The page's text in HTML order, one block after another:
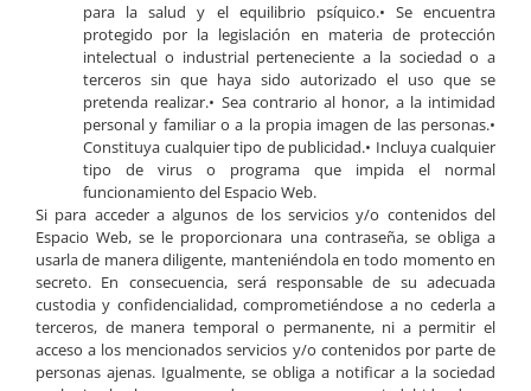
para la salud y el equilibrio psíquico.• Se encuentra
protegido por la legislación en materia de protección
intelectual o industrial perteneciente a la sociedad o a
terceros sin que haya sido autorizado el uso que se
pretenda realizar.• Sea contrario al honor, a la intimidad
personal y familiar o a la propia imagen de las personas.•
Constituya cualquier tipo de publicidad.• Incluya cualquier
tipo de virus o programa que impida el normal
funcionamiento del Espacio Web.
Si para acceder a algunos de los servicios y/o contenidos del
Espacio Web, se le proporcionara una contraseña, se obliga a
usarla de manera diligente, manteniéndola en todo momento en
secreto. En consecuencia, será responsable de su adecuada
custodia y confidencialidad, comprometiéndose a no cederla a
terceros, de manera temporal o permanente, ni a permitir el
acceso a los mencionados servicios y/o contenidos por parte de
personas ajenas. Igualmente, se obliga a notificar a la sociedad